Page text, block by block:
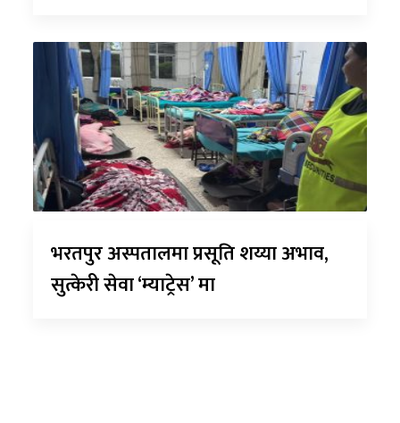
भरतपुर अस्पतालमा प्रसूति शय्या अभाव,
सुत्केरी सेवा ‘म्याट्रेस’ मा